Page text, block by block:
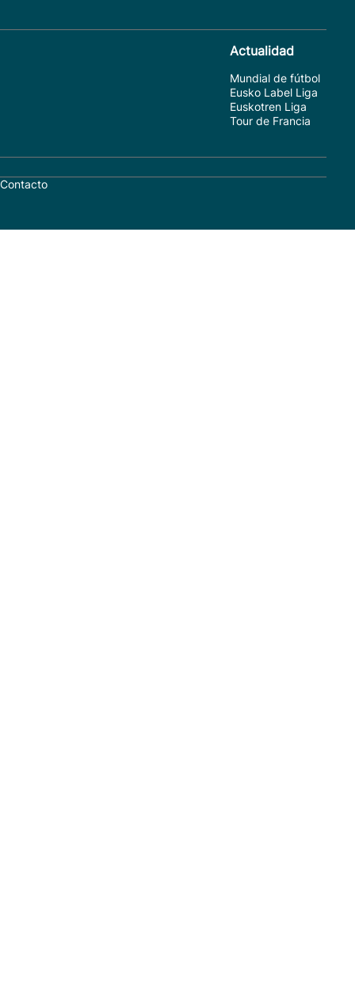
Actualidad
Mundial de fútbol
Eusko Label Liga
Euskotren Liga
Tour de Francia
Contacto